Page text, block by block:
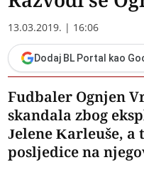
13.03.2019. | 16:06
Dodaj BL Portal kao
Fudbaler Ognjen
skandala zbog
Jelene Karleuše,
posljedice na